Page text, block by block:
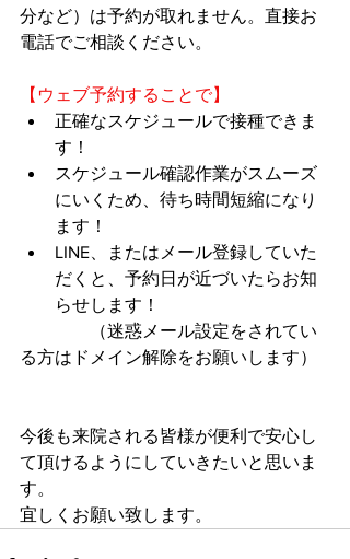
分など）は予約が取れません。直接お
電話でご相談ください。
【ウェブ予約することで】
正確なスケジュールで接種できま
す！
スケジュール確認作業がスムーズ
にいくため、待ち時間短縮になり
ます！
​LINE、またはメール登録していた
だくと、予約日が近づいたらお知
らせします！
（迷惑メール設定をされてい
る方はドメイン解除をお願いします）
今後も来院される皆様が便利で安心し
て頂けるようにしていきたいと思いま
す。
宜しくお願い致します。